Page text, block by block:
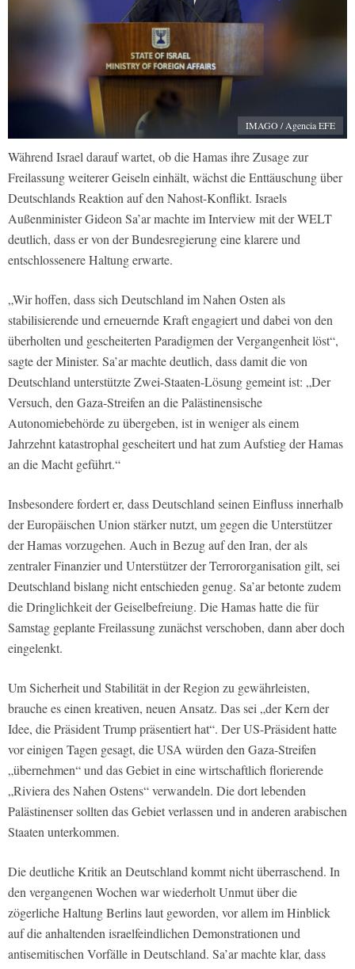
IMAGO / Agencia EFE
Während Israel darauf wartet, ob die Hamas ihre Zusage zur
Freilassung weiterer Geiseln einhält, wächst die Enttäuschung über
Deutschlands Reaktion auf den Nahost-Konflikt. Israels
Außenminister Gideon Sa’ar machte im Interview mit der WELT
deutlich, dass er von der Bundesregierung eine klarere und
entschlossenere Haltung erwarte.
„Wir hoffen, dass sich Deutschland im Nahen Osten als
stabilisierende und erneuernde Kraft engagiert und dabei von den
überholten und gescheiterten Paradigmen der Vergangenheit löst“,
sagte der Minister. Sa’ar machte deutlich, dass damit die von
Deutschland unterstützte Zwei-Staaten-Lösung gemeint ist: „Der
Versuch, den Gaza-Streifen an die Palästinensische
Autonomiebehörde zu übergeben, ist in weniger als einem
Jahrzehnt katastrophal gescheitert und hat zum Aufstieg der Hamas
an die Macht geführt.“
Insbesondere fordert er, dass Deutschland seinen Einfluss innerhalb
der Europäischen Union stärker nutzt, um gegen die Unterstützer
der Hamas vorzugehen. Auch in Bezug auf den Iran, der als
zentraler Finanzier und Unterstützer der Terrororganisation gilt, sei
Deutschland bislang nicht entschieden genug. Sa’ar betonte zudem
die Dringlichkeit der Geiselbefreiung. Die Hamas hatte die für
Samstag geplante Freilassung zunächst verschoben, dann aber doch
eingelenkt.
Um Sicherheit und Stabilität in der Region zu gewährleisten,
brauche es einen kreativen, neuen Ansatz. Das sei „der Kern der
Idee, die Präsident Trump präsentiert hat“. Der US-Präsident hatte
vor einigen Tagen gesagt, die USA würden den Gaza-Streifen
„übernehmen“ und das Gebiet in eine wirtschaftlich florierende
„Riviera des Nahen Ostens“ verwandeln. Die dort lebenden
Palästinenser sollten das Gebiet verlassen und in anderen arabischen
Staaten unterkommen.
Die deutliche Kritik an Deutschland kommt nicht überraschend. In
den vergangenen Wochen war wiederholt Unmut über die
zögerliche Haltung Berlins laut geworden, vor allem im Hinblick
auf die anhaltenden israelfeindlichen Demonstrationen und
antisemitischen Vorfälle in Deutschland. Sa’ar machte klar, dass